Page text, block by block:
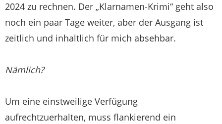
2024 zu rechnen. Der „Klarnamen-Krimi“ geht also
noch ein paar Tage weiter, aber der Ausgang ist
zeitlich und inhaltlich für mich absehbar.
Nämlich?
Um eine einstweilige Verfügung
aufrechtzuerhalten, muss flankierend ein